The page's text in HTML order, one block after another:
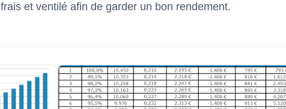
et ventilé afin de garder un bon rendement.